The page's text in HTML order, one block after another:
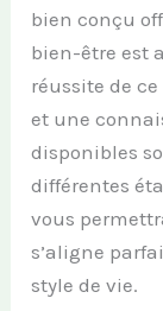
bien conçu
bien-être est
réussite de
et une
disponibles
différentes
vous
s’aligne
style de vie.